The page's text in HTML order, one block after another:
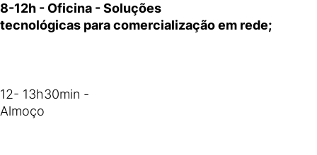
8-12h - Oficina - Soluções
tecnológicas para comercialização em rede;
12- 13h30min -
Almoço